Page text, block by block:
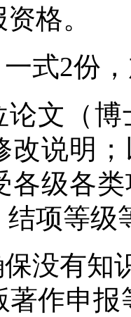
格。
式2份
论文（
改说明
各级各
项等级
没有知
著作申